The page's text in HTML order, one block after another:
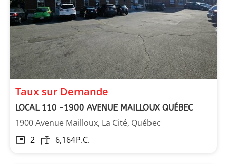
Taux sur Demande
LOCAL 110 -1900 AVENUE MAILLOUX QUÉBEC
1900 Avenue Mailloux, La Cité, Québec
2
6,164P.C.